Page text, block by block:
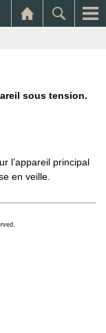
sous tension.
l’appareil principal
en veille.